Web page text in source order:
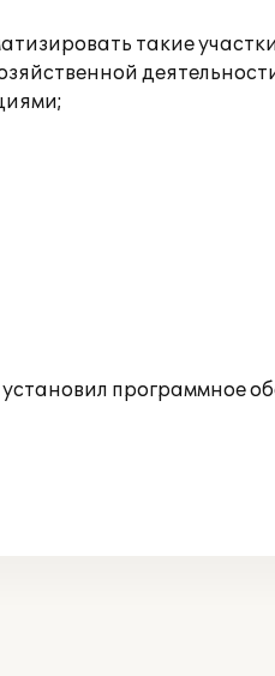
такие
программное